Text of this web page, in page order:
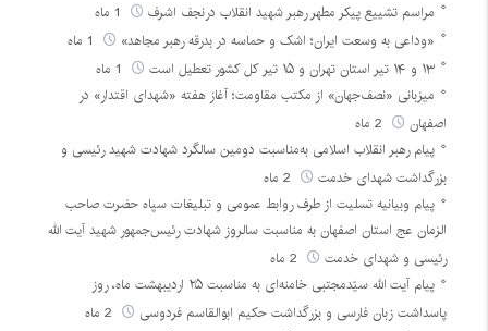
مراسم تشییع پیکر مطهر رهبر شهید انقلاب درنجف اشرف
«وداعی به وسعت ایران؛ اشک و حماسه در بدرقه رهبر مجاهد»
۱۳ و ۱۴ تیر استان تهران و ۱۵ تیر کل کشور تعطیل است
میزبانی «نصف‌جهان» از مکتب مقاومت؛ آغاز هفته «شهدای اقتدار» در
اصفهان
پیام رهبر انقلاب اسلامی به‌مناسبت دومین سالگرد شهادت شهید رئیسی و
بزرگداشت شهدای خدمت
پیام وبیانیه تسلیت از طرف روابط عمومی و تبلیغات سپاه حضرت صاحب
الزمان عج استان اصفهان به مناسبت سالروز شهادت رئیس‌جمهور شهید آیت الله
رئیسی و شهدای خدمت
پیام آیت الله سیّدمجتبی خامنه‌ای به مناسبت ۲۵ اردیبهشت ماه، روز
پاسداشت زبان فارسی و بزرگداشت حکیم ابوالقاسم فردوسی